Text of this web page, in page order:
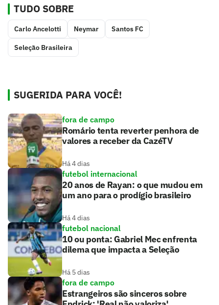
TUDO SOBRE
Carlo Ancelotti Neymar Santos FC
Seleção Brasileira
SUGERIDA PARA VOCÊ!
fora de campo
Romário tenta reverter penhora de
valores a receber da CazéTV
Há 4 dias
futebol internacional
20 anos de Rayan: o que mudou em
um ano para o prodígio brasileiro
Há 4 dias
futebol nacional
10 ou ponta: Gabriel Mec enfrenta
dilema que impacta a Seleção
Há 5 dias
fora de campo
Estrangeiros são sinceros sobre